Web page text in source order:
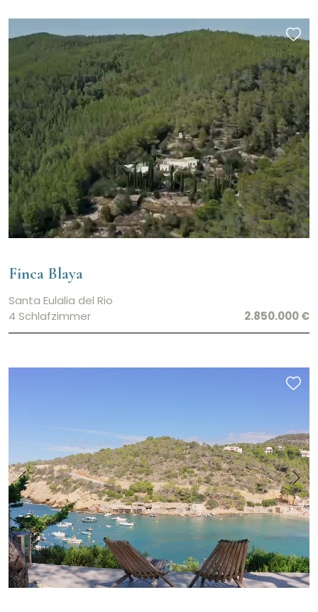
Finca Blaya
Santa Eulalia del Rio
4 Schlafzimmer
2.850.000 €